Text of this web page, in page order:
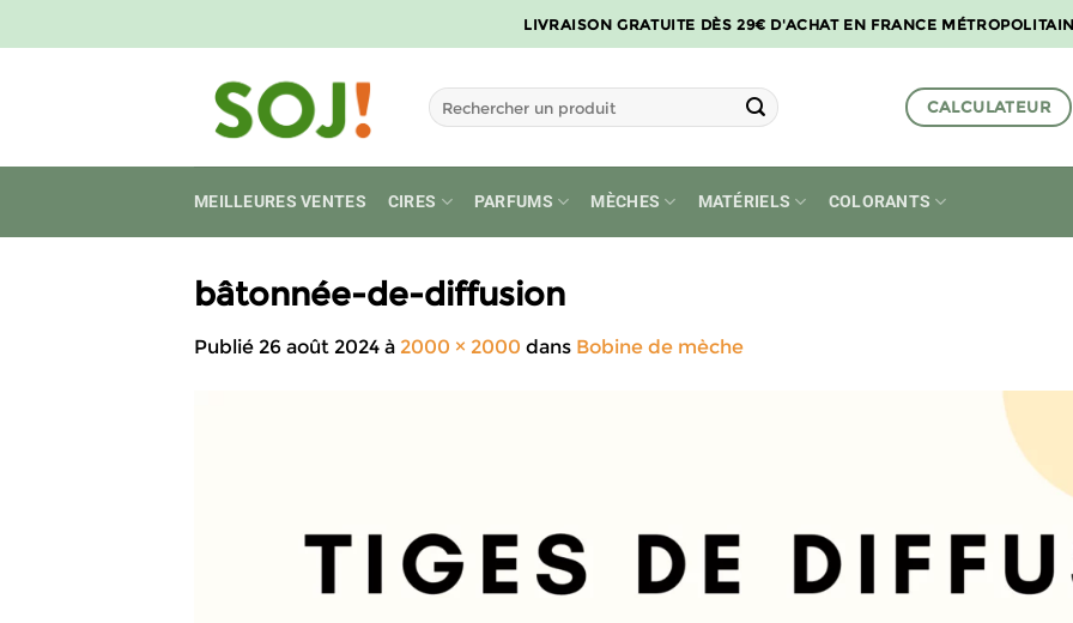
au
LIVRAISON GRATUITE DÈS 29€ D'ACHAT EN FRANCE
Recherche
pour :
CALCULATEUR
MEILLEURES VENTES CIRES PARFUMS MÈCHES MATÉRIELS COLORANTS
bâtonnée-de-diffusion
Publié 26 août 2024 à 2000 × 2000 dans Bobine de mèche